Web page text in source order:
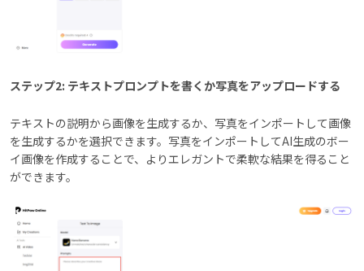
ステップ2: テキストプロンプトを書くか写真をアップロードする
テキストの説明から画像を生成するか、写真をインポートして画像
を生成するかを選択できます。写真をインポートしてAI生成のボー
イ画像を作成することで、よりエレガントで柔軟な結果を得ること
ができます。